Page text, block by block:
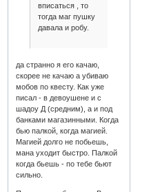
вписаться , то
тогда маг пушку
давала и робу.
да странно я его качаю,
скорее не качаю а убиваю
мобов по квесту. Как уже
писал - в девоушене и с
шадоу Д (средним), а и под
банками магазинными. Когда
бью палкой, когда магией.
Магией долго не побьешь,
мана уходит быстро. Палкой
когда бьешь - по тебе бьют
сильно.